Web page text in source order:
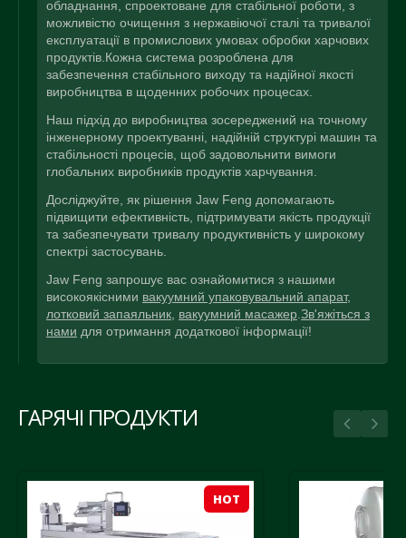
обладнання, спроектоване для стабільної роботи, з
можливістю очищення з нержавіючої сталі та тривалої
експлуатації в промислових умовах обробки харчових
продуктів.Кожна система розроблена для
забезпечення стабільного виходу та надійної якості
виробництва в щоденних робочих процесах.
Наш підхід до виробництва зосереджений на точному
інженерному проектуванні, надійній структурі машин та
стабільності процесів, щоб задовольнити вимоги
глобальних виробників продуктів харчування.
Досліджуйте, як рішення Jaw Feng допомагають
підвищити ефективність, підтримувати якість продукції
та забезпечувати тривалу продуктивність у широкому
спектрі застосувань.
Jaw Feng запрошує вас ознайомитися з нашими
високоякісними вакуумний упаковувальний апарат,
лотковий запаяльник, вакуумний масажер.Зв'яжіться з
нами для отримання додаткової інформації!
ГАРЯЧІ ПРОДУКТИ
HOT